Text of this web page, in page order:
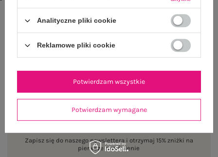
txt_BESTSELLER#D22D7D#FFFFFF,dół,lewo,col
Rozmiar: One size
Dostępny
NEWSLETTER
Zapisz się do naszego newslettera i otrzymaj 15% zniżki na
pierwsze zamówienie
Analityczne pliki cookie
Reklamowe pliki cookie
Potwierdzam wymagane
Potwierdzam wszystkie